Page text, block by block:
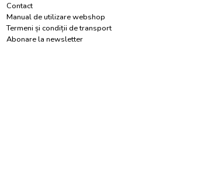
Contact
Manual de utilizare webshop
Termeni și condiții de transport
Abonare la newsletter